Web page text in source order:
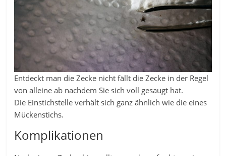
Entdeckt man die Zecke nicht fällt die Zecke in der Regel
von alleine ab nachdem Sie sich voll gesaugt hat.
Die Einstichstelle verhält sich ganz ähnlich wie die eines
Mückenstichs.
Komplikationen